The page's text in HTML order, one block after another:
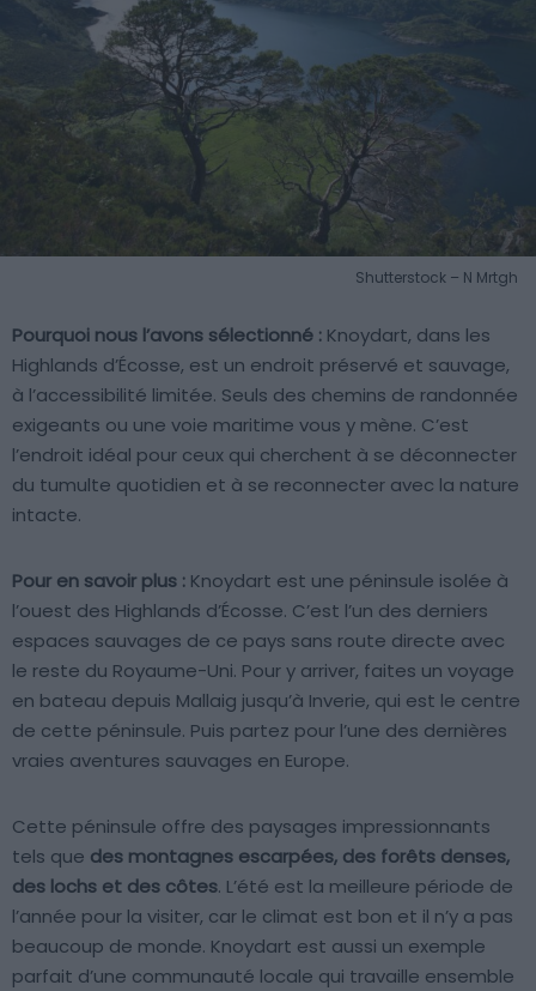
Shutterstock – N Mrtgh
Pourquoi nous l’avons sélectionné : Knoydart, dans les
Highlands d’Écosse, est un endroit préservé et sauvage,
à l’accessibilité limitée. Seuls des chemins de randonnée
exigeants ou une voie maritime vous y mène. C’est
l’endroit idéal pour ceux qui cherchent à se déconnecter
du tumulte quotidien et à se reconnecter avec la nature
intacte.
Pour en savoir plus : Knoydart est une péninsule isolée à
l’ouest des Highlands d’Écosse. C’est l’un des derniers
espaces sauvages de ce pays sans route directe avec
le reste du Royaume-Uni. Pour y arriver, faites un voyage
en bateau depuis Mallaig jusqu’à Inverie, qui est le centre
de cette péninsule. Puis partez pour l’une des dernières
vraies aventures sauvages en Europe.
Cette péninsule offre des paysages impressionnants
tels que des montagnes escarpées, des forêts denses,
des lochs et des côtes. L’été est la meilleure période de
l’année pour la visiter, car le climat est bon et il n’y a pas
beaucoup de monde. Knoydart est aussi un exemple
parfait d’une communauté locale qui travaille ensemble